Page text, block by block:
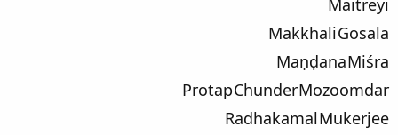
Maitreyi
Makkhali Gosala
Maṇḍana Miśra
Protap Chunder Mozoomdar
Radhakamal Mukerjee